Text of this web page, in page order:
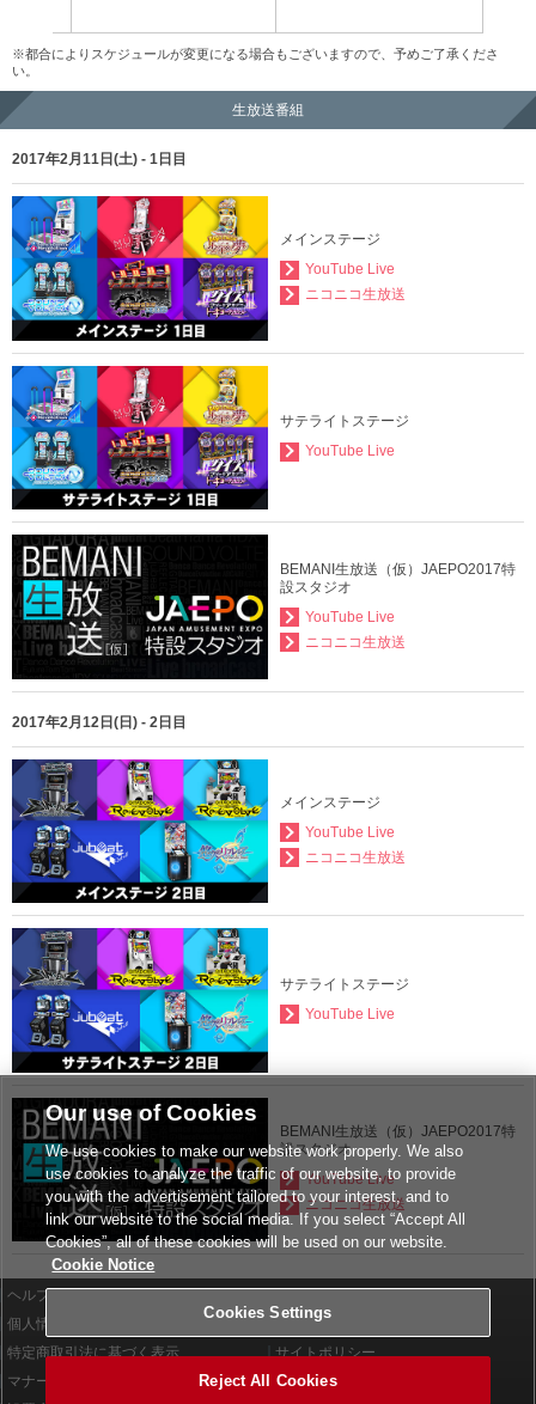
※都合によりスケジュールが変更になる場合もございますので、予めご了承くださ
い。
生放送番組
2017年2月11日(土) - 1日目
メインステージ
YouTube Live
ニコニコ生放送
サテライトステージ
YouTube Live
BEMANI生放送（仮）JAEPO2017特
設スタジオ
YouTube Live
ニコニコ生放送
2017年2月12日(日) - 2日目
メインステージ
YouTube Live
ニコニコ生放送
サテライトステージ
YouTube Live
BEMANI生放送（仮）JAEPO2017特
設スタジオ
YouTube Live
ニコニコ生放送
ヘルプ
個人情報等保護方針
外部送信について
特定商取引法に基づく表示
サイトポリシー
マナー＆ルール
お問い合わせ
Our use of Cookies
We use cookies to make our website work properly. We also
use cookies to analyze the traffic of our website, to provide
you with the advertisement tailored to your interest, and to
link our website to the social media. If you select “Accept All
Cookies”, all of these cookies will be used on our website.
Cookie Notice
Cookies Settings
Reject All Cookies